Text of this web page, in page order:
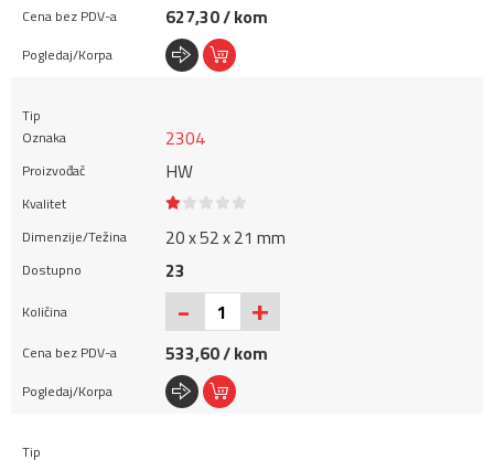
627,30 / kom
2304
HW
20 x 52 x 21 mm
23
- +
533,60 / kom